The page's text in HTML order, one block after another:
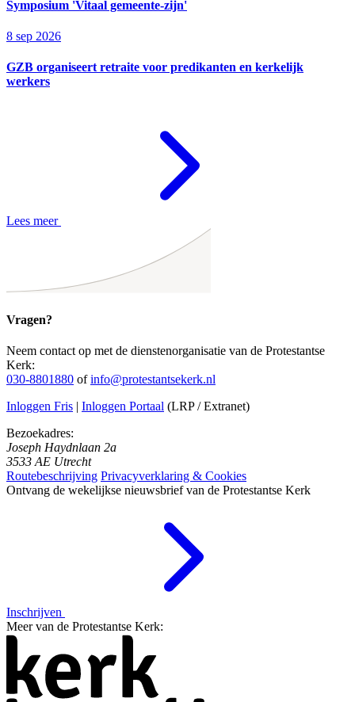
Symposium 'Vitaal gemeente-zijn'
8 sep 2026
GZB organiseert retraite voor predikanten en kerkelijk
werkers
Lees meer
Vragen?
Neem contact op met de dienstenorganisatie van de Protestantse
Kerk:
030-8801880 ofinfo@protestantsekerk.nl
Inloggen Fris
Inloggen Portaal (LRP / Extranet)
Bezoekadres:
Joseph Haydnlaan 2a
3533 AE Utrecht
Routebeschrijving Privacyverklaring & Cookies
Ontvang de wekelijkse nieuwsbrief van de Protestantse Kerk
Inschrijven
Meer van de Protestantse Kerk: